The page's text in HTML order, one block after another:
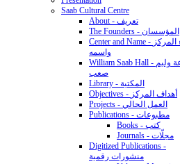
Saab Cultural Centre
About - تعريف
The Founders - المؤسسان
Center and Name - بناء المركز
واسمه
William Saab Hall - قاعة وليم
صعب
Library - المكتبة
Objectives - أهداف المركز
Projects - العمل الحالي
Publications - مطبوعات
Books - كتب
Journals - مجلّات
Digitized Publications -
منشورات رقمية